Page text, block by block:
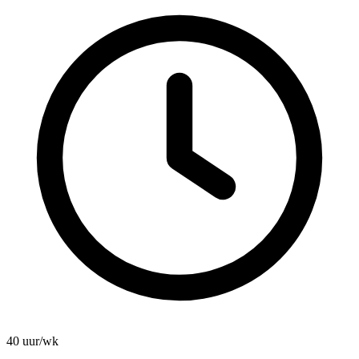
40 uur/wk